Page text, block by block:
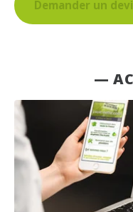
Demander un
—